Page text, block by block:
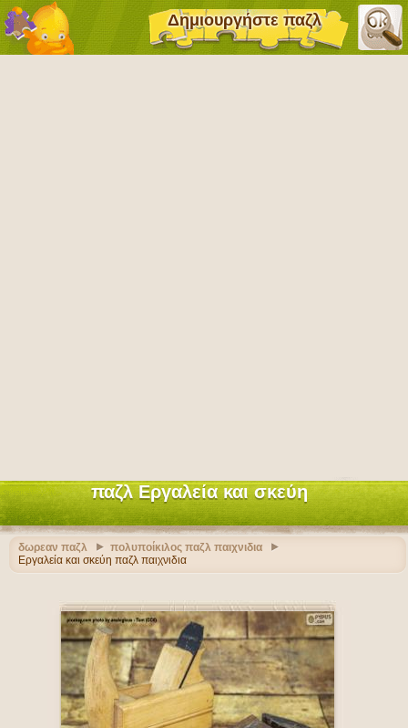
Δημιουργήστε παζλ
παζλ Εργαλεία και σκεύη
δωρεαν παζλ
πολυποίκιλος παζλ παιχνιδια
Εργαλεία και σκεύη παζλ παιχνιδια